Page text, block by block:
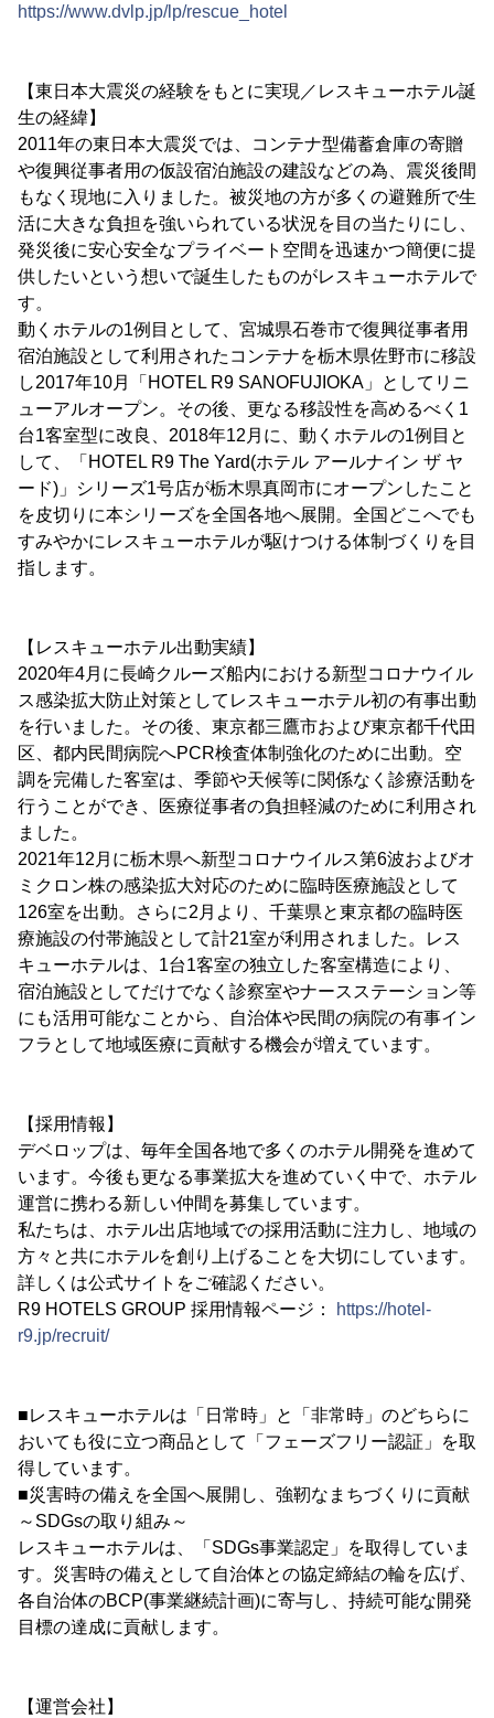
https://www.dvlp.jp/lp/rescue_hotel
【東日本大震災の経験をもとに実現／レスキューホテル誕
生の経緯】
2011年の東日本大震災では、コンテナ型備蓄倉庫の寄贈
や復興従事者用の仮設宿泊施設の建設などの為、震災後間
もなく現地に入りました。被災地の方が多くの避難所で生
活に大きな負担を強いられている状況を目の当たりにし、
発災後に安心安全なプライベート空間を迅速かつ簡便に提
供したいという想いで誕生したものがレスキューホテルで
す。
動くホテルの1例目として、宮城県石巻市で復興従事者用
宿泊施設として利用されたコンテナを栃木県佐野市に移設
し2017年10月「HOTEL R9 SANOFUJIOKA」としてリニ
ューアルオープン。その後、更なる移設性を高めるべく1
台1客室型に改良、2018年12月に、動くホテルの1例目と
して、「HOTEL R9 The Yard(ホテル アールナイン ザ ヤ
ード)」シリーズ1号店が栃木県真岡市にオープンしたこと
を皮切りに本シリーズを全国各地へ展開。全国どこへでも
すみやかにレスキューホテルが駆けつける体制づくりを目
指します。
【レスキューホテル出動実績】
2020年4月に長崎クルーズ船内における新型コロナウイル
ス感染拡大防止対策としてレスキューホテル初の有事出動
を行いました。その後、東京都三鷹市および東京都千代田
区、都内民間病院へPCR検査体制強化のために出動。空
調を完備した客室は、季節や天候等に関係なく診療活動を
行うことができ、医療従事者の負担軽減のために利用され
ました。
2021年12月に栃木県へ新型コロナウイルス第6波およびオ
ミクロン株の感染拡大対応のために臨時医療施設として
126室を出動。さらに2月より、千葉県と東京都の臨時医
療施設の付帯施設として計21室が利用されました。レス
キューホテルは、1台1客室の独立した客室構造により、
宿泊施設としてだけでなく診察室やナースステーション等
にも活用可能なことから、自治体や民間の病院の有事イン
フラとして地域医療に貢献する機会が増えています。
【採用情報】
デベロップは、毎年全国各地で多くのホテル開発を進めて
います。今後も更なる事業拡大を進めていく中で、ホテル
運営に携わる新しい仲間を募集しています。
私たちは、ホテル出店地域での採用活動に注力し、地域の
方々と共にホテルを創り上げることを大切にしています。
詳しくは公式サイトをご確認ください。
R9 HOTELS GROUP 採用情報ページ：
https://hotel-
r9.jp/recruit/
■レスキューホテルは「日常時」と「非常時」のどちらに
おいても役に立つ商品として「フェーズフリー認証」を取
得しています。
■災害時の備えを全国へ展開し、強靭なまちづくりに貢献
～SDGsの取り組み～
レスキューホテルは、「SDGs事業認定」を取得していま
す。災害時の備えとして自治体との協定締結の輪を広げ、
各自治体のBCP(事業継続計画)に寄与し、持続可能な開発
目標の達成に貢献します。
【運営会社】